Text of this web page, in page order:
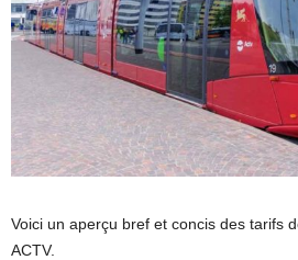
Voici un aperçu bref et concis des tarifs
ACTV.